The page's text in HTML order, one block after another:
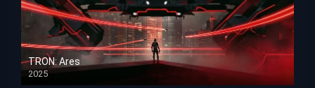
TRON: Ares
2025
HD 1080p